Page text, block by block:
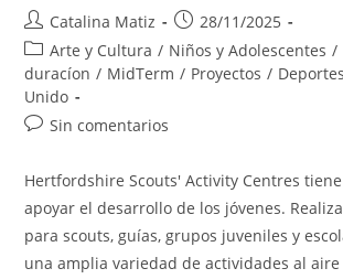
Autor
de
la
entrada:
Catalina Matiz
Publicación
de
la
28/11/2025
Categoría
de
la
entrada:
Arte y Cultura / Niños y Adolescentes /
duracíon / MidTerm / Proyectos / Deportes
Unido
Comentarios
la
Sin comentarios
Hertfordshire Scouts' Activity Centres
apoyar el desarrollo de los jóvenes.
para scouts, guías, grupos juveniles y
una amplia variedad de actividades al